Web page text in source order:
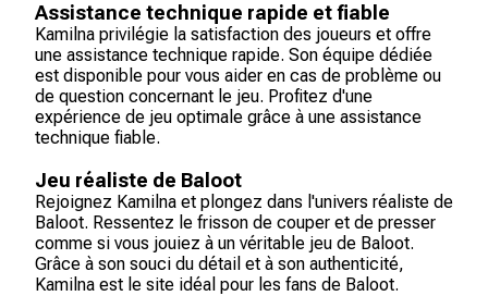
Assistance technique rapide et fiable
Kamilna privilégie la satisfaction des joueurs et offre
une assistance technique rapide. Son équipe dédiée
est disponible pour vous aider en cas de problème ou
de question concernant le jeu. Profitez d'une
expérience de jeu optimale grâce à une assistance
technique fiable.
Jeu réaliste de Baloot
Rejoignez Kamilna et plongez dans l'univers réaliste de
Baloot. Ressentez le frisson de couper et de presser
comme si vous jouiez à un véritable jeu de Baloot.
Grâce à son souci du détail et à son authenticité,
Kamilna est le site idéal pour les fans de Baloot.